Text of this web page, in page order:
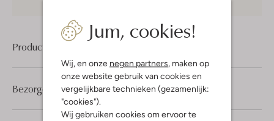
Jum, cookies!
Wij, en onze negen partners, maken op
onze website gebruik van cookies en
vergelijkbare technieken (gezamenlijk:
"cookies").
Wij gebruiken cookies om ervoor te
Product informatie
Bezorgen & retourneren